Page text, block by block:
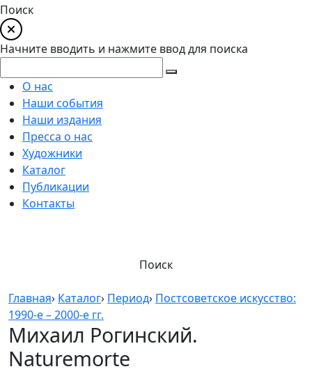
Поиск
Начните вводить и нажмите ввод для поиска
О нас
Наши события
Наши издания
Пресса о нас
Художники
Каталог
Публикации
Контакты
Поиск
Главная› Каталог› Период› Постсоветское искусство:
1990-е – 2000-е гг.
Михаил Рогинский.
Naturemorte